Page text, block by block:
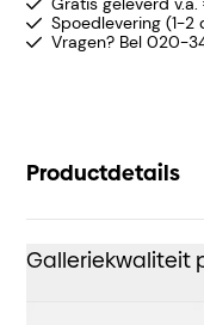
Spoedlevering (1-2
Vragen? Bel 020-
Productdetails
Galleriekwaliteit